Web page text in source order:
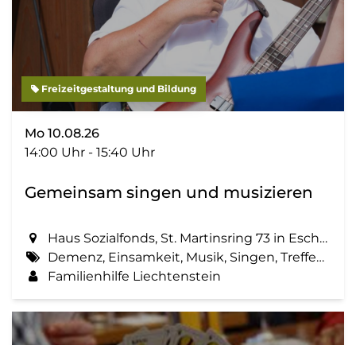
Freizeitgestaltung und Bildung
Mo 10.08.26
14:00 Uhr - 15:40 Uhr
Gemeinsam singen und musizieren
Haus Sozialfonds, St. Martinsring 73 in Eschen
Demenz, Einsamkeit, Musik, Singen, Treffen, Zemma tua - Senioren gemeinsam aktiv
Familienhilfe Liechtenstein